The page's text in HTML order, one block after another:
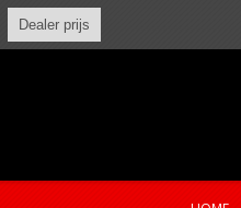
Dealer prijs